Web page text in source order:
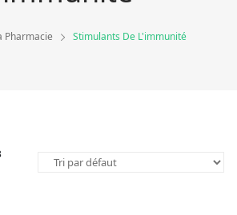
Pharmacie Stimulants De L'immunité